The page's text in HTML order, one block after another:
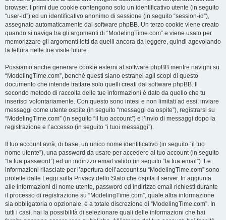
browser. I primi due cookie contengono solo un identificativo utente (in seguito
“user-id”) ed un identificativo anonimo di sessione (in seguito “session-id”),
assegnato automaticamente dal software phpBB. Un terzo cookie viene creato
quando si naviga tra gli argomenti di “ModelingTime.com” e viene usato per
memorizzare gli argomenti letti da quelli ancora da leggere, quindi agevolando
la lettura nelle tue visite future.
Possiamo anche generare cookie esterni al software phpBB mentre navighi su
“ModelingTime.com”, benché questi siano estranei agli scopi di questo
documento che intende trattare solo quelli creati dal software phpBB. Il
secondo metodo di raccolta delle tue informazioni è dato da quello che tu
inserisci volontariamente. Con questo sono intesi e non limitati ad essi: inviare
messaggi come utente ospite (in seguito “messaggi da ospite”), registrarsi su
“ModelingTime.com” (in seguito “il tuo account”) e l’invio di messaggi dopo la
registrazione e l’accesso (in seguito “i tuoi messaggi”).
Il tuo account avrà, di base, un unico nome identificativo (in seguito “il tuo
nome utente”), una password da usare per accedere al tuo account (in seguito
“la tua password”) ed un indirizzo email valido (in seguito “la tua email”). Le
informazioni rilasciate per l’apertura dell’account su “ModelingTime.com” sono
protette dalle Leggi sulla Privacy dello Stato che ospita il server. In aggiunta
alle informazioni di nome utente, password ed indirizzo email richiesti durante
il processo di registrazione su “ModelingTime.com”, quale altra informazione
sia obbligatoria o opzionale, è a totale discrezione di “ModelingTime.com”. In
tutti i casi, hai la possibilità di selezionare quali delle informazioni che hai